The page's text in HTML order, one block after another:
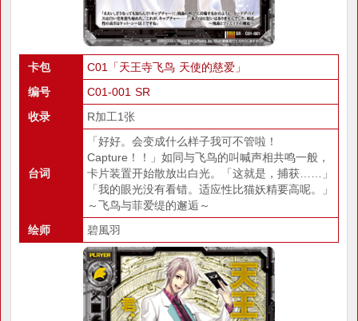
卡包
C01「天王寺飞鸟 天使的慈爱」
编号
C01-001 SR
收录
R加工1张
台词
「好好。会变成什么样子我可不管啦！
Capture！！」如同与飞鸟的叫喊声相共鸣一般，
卡片装置开始散放出白光。「这就是，捕获……」
「我的眼光没有看错。适应性比猫妖精要高呢。」
～飞鸟与菲爱缇的邂逅～
绘师
碧風羽